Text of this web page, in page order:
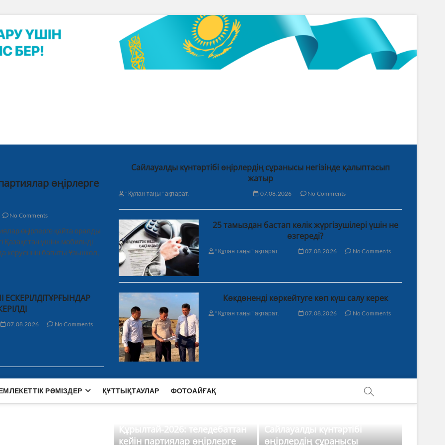
өңірлерге
No Comments
өңірлерге қайта оралды
Қазақстан үшін» мобильді
керуеннің бағыты Ұзынкөл,
Сайлауалды күнтәртібі өңірлердің сұранысы негізінде қалыптасып
жатыр
"Құлан таңы" ақпарат. 07.08.2026 No Comments
25 тамыздан бастап көлік жүргізушілері үшін не
өзгереді?
"Құлан таңы" ақпарат. 07.08.2026 No Comments
ЕСКЕРІЛДІТҰРҒЫНДАР
07.08.2026 No Comments
Көкдөненді көркейтуге көп күш салу керек
"Құлан таңы" ақпарат. 07.08.2026 No Comments
РӘМІЗДЕР ҚҰТТЫҚТАУЛАР ФОТОАЙҒАҚ
Құрылтай-2026: теледебаттан
кейін партиялар өңірлерге
Сайлауалды күнтәртібі
өңірлердің сұранысы